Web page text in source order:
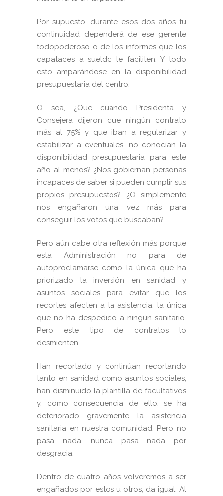
Por supuesto, durante esos dos años tu
continuidad dependerá de ese gerente
todopoderoso o de los informes que los
capataces a sueldo le faciliten. Y todo
esto amparándose en la disponibilidad
presupuestaria del centro.
O sea, ¿Que cuando Presidenta y
Consejera dijeron que ningún contrato
más al 75% y que iban a regularizar y
estabilizar a eventuales, no conocían la
disponibilidad presupuestaria para este
año al menos? ¿Nos gobiernan personas
incapaces de saber si pueden cumplir sus
propios presupuestos? ¿O simplemente
nos engañaron una vez más para
conseguir los votos que buscaban?
Pero aún cabe otra reflexión más porque
esta Administración no para de
autoproclamarse como la única que ha
priorizado la inversión en sanidad y
asuntos sociales para evitar que los
recortes afecten a la asistencia, la única
que no ha despedido a ningún sanitario.
Pero este tipo de contratos lo
desmienten.
Han recortado y continúan recortando
tanto en sanidad como asuntos sociales,
han disminuido la plantilla de facultativos
y, como consecuencia de ello, se ha
deteriorado gravemente la asistencia
sanitaria en nuestra comunidad. Pero no
pasa nada, nunca pasa nada por
desgracia.
Dentro de cuatro años volveremos a ser
engañados por estos u otros, da igual. Al